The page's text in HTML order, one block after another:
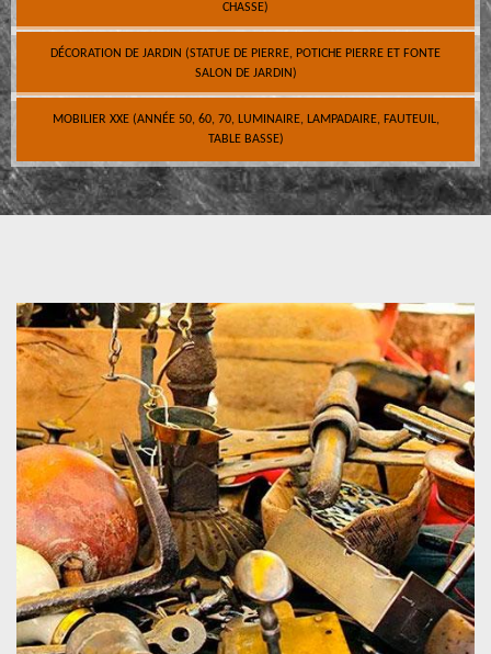
CHASSE)
DÉCORATION DE JARDIN (STATUE DE PIERRE, POTICHE PIERRE ET FONTE
SALON DE JARDIN)
MOBILIER XXE (ANNÉE 50, 60, 70, LUMINAIRE, LAMPADAIRE, FAUTEUIL,
TABLE BASSE)